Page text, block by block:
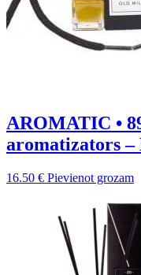
AROMATIC •
aromatizators
16.50 € Pievienot grozam